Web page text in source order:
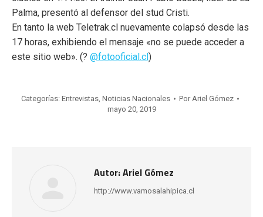
Palma, presentó al defensor del stud Cristi.
En tanto la web Teletrak.cl nuevamente colapsó desde las
17 horas, exhibiendo el mensaje «no se puede acceder a
este sitio web». (? @fotooficial.cl)
Categorías: Entrevistas, Noticias Nacionales Por Ariel Gómez
mayo 20, 2019
Autor:Ariel Gómez
http://www.vamosalahipica.cl